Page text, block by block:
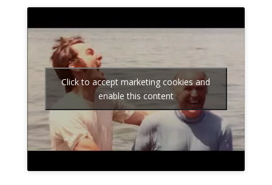
Click to accept marketing cookies and
enable this content